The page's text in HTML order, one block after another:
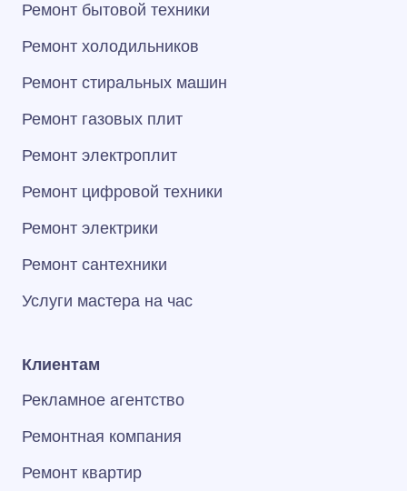
Ремонт бытовой техники
Ремонт холодильников
Ремонт стиральных машин
Ремонт газовых плит
Ремонт электроплит
Ремонт цифровой техники
Ремонт электрики
Ремонт сантехники
Услуги мастера на час
Клиентам
Рекламное агентство
Ремонтная компания
Ремонт квартир